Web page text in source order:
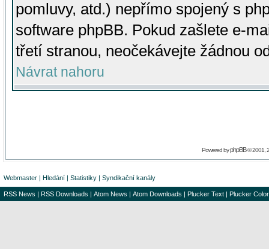
pomluvy, atd.) nepřímo spojený s
software phpBB. Pokud zašlete e-
třetí stranou, neočekávejte žádnou
Návrat nahoru
Powered byphpBB© 2001,
Webmaster | Hledání | Statistiky | Syndikační kanály
RSS News | RSS Downloads | Atom News | Atom Downloads | Plucker Text | Plucker Color